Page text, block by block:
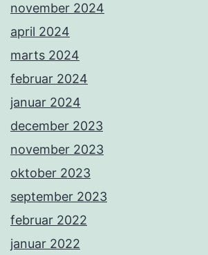
november 2024
april 2024
marts 2024
februar 2024
januar 2024
december 2023
november 2023
oktober 2023
september 2023
februar 2022
januar 2022